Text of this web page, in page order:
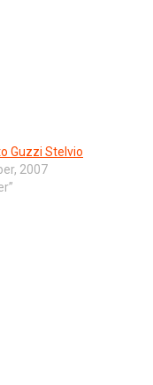
Guzzi Stelvio
2007